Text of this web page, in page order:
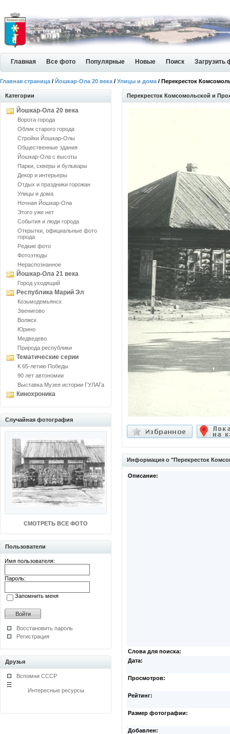
Главная Все фото Популярные Новые Поиск Загрузить
Главная страница / Йошкар-Ола 20 века / Улицы и дома / Перекресток
Категории
Йошкар-Ола 20 века
Ворота города
Облик старого города
Стройки Йошкар-Олы
Общественные здания
Йошкар-Ола с высоты
Парки, скверы и бульвары
Декор и интерьеры
Отдых и праздники горожан
Улицы и дома
Ночная Йошкар-Ола
Этого уже нет
События и люди города
Открытки, официальные фото
города
Редкие фото
Фотоэтюды
Нераспознанное
Йошкар-Ола 21 века
Город уходящий
Республика Марий Эл
Козьмодемьянск
Звенигово
Волжск
Юрино
Медведево
Природа республики
Тематические серии
К 65-летию Победы
90 лет автономии
Выставка Музея истории ГУЛАГа
Кинохроника
Случайная фотография
СМОТРЕТЬ ВСЕ ФОТО
Пользователи
Имя пользователя:
Пароль:
Запомнить меня
Восстановить пароль
Регистрация
Друзья
Вспомни СССР
Интересные ресурсы
Перекресток Комсомольской и
Информация о "Перекресток
Описание:
Слова для поиска:
Дата:
Просмотров:
Рейтинг:
Размер фотографии:
Добавлен: